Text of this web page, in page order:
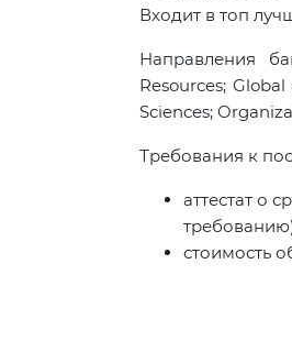
Входит в топ
Направления
Resources;
Sciences;
Требования к
аттестат о
стоимость